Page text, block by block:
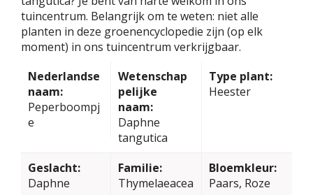
tuincentrum. Belangrijk om te weten: niet alle
planten in deze groenencyclopedie zijn (op elk
moment) in ons tuincentrum verkrijgbaar.
Nederlandse
naam:
Peperboompj
e
Wetenschap
pelijke
naam:
Daphne
tangutica
Type plant:
Heester
Geslacht:
Daphne
Familie:
Thymelaeacea
Bloemkleur:
Paars, Roze